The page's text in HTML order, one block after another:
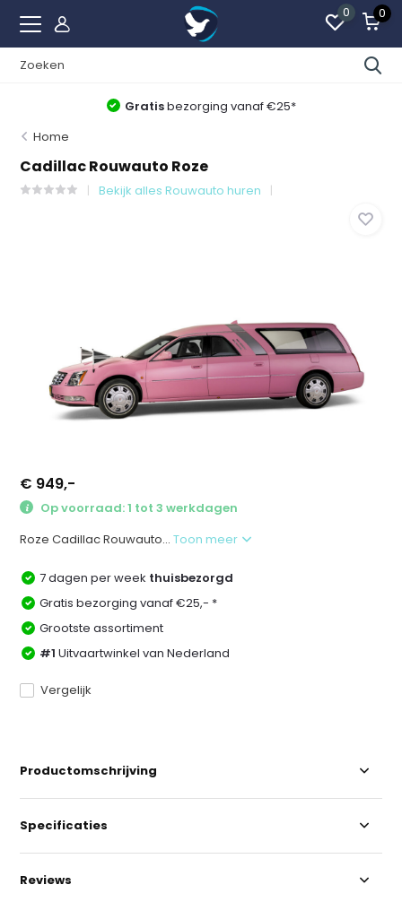
0 0
Gratisbezorging vanaf €25*
Home
Cadillac Rouwauto Roze
Bekijk alles Rouwauto huren
€ 949,-
Op voorraad: 1 tot 3 werkdagen
Roze Cadillac Rouwauto...Toon meer
7 dagen per week thuisbezorgd
Gratis bezorging vanaf €25,- *
Grootste assortiment
#1 Uitvaartwinkel van Nederland
Vergelijk
Productomschrijving
Specificaties
Reviews